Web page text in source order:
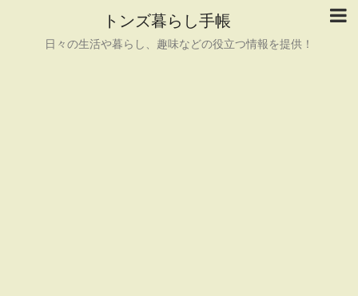
トンズ暮らし手帳
日々の生活や暮らし、趣味などの役立つ情報を提供！